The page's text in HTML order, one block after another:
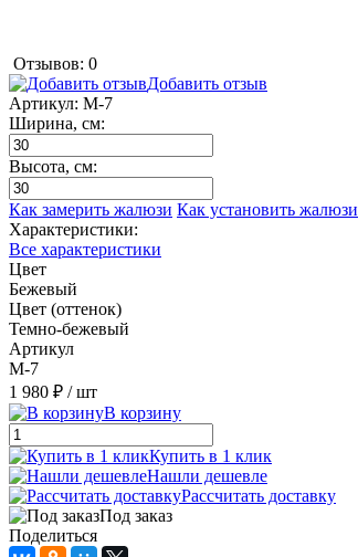
Отзывов: 0
Добавить отзыв
Артикул: M-7
Ширина, см:
Высота, см:
Как замерить жалюзи Как установить жалюзи
Характеристики:
Все характеристики
Цвет
Бежевый
Цвет (оттенок)
Темно-бежевый
Артикул
M-7
1 980 ₽ / шт
В корзину
Купить в 1 клик
Нашли дешевле
Рассчитать доставку
Под заказ
Поделиться